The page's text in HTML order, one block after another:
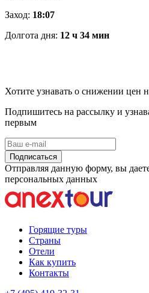
Заход: 18:07
Долгота дня: 12 ч 34 мин
Хотите узнавать о снижении цен
Подпишитесь на рассылку и
первым
Подписаться
Отправляя данную форму, вы
персональных данных
Горящие туры
Страны
Отели
Как купить
Контакты